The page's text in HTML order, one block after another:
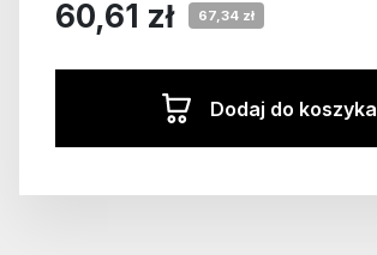
60,61 zł 67,34 zł
Dodaj do koszyka